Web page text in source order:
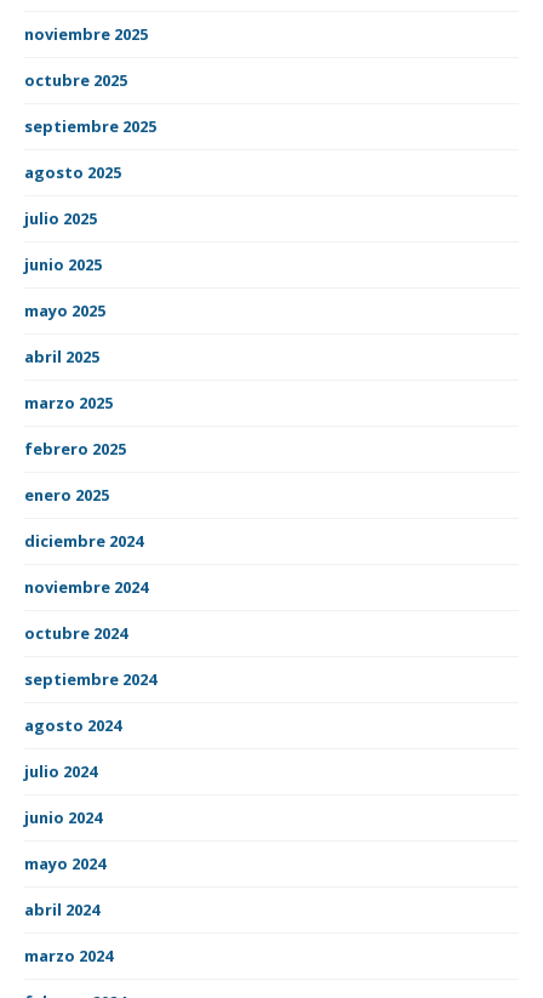
noviembre 2025
octubre 2025
septiembre 2025
agosto 2025
julio 2025
junio 2025
mayo 2025
abril 2025
marzo 2025
febrero 2025
enero 2025
diciembre 2024
noviembre 2024
octubre 2024
septiembre 2024
agosto 2024
julio 2024
junio 2024
mayo 2024
abril 2024
marzo 2024